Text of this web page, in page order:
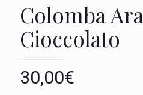
Colomba
Cioccolato
30,00€